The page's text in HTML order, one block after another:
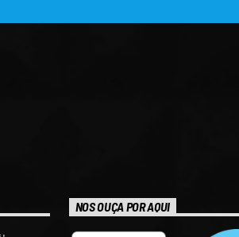
NOS OUÇA POR AQUI